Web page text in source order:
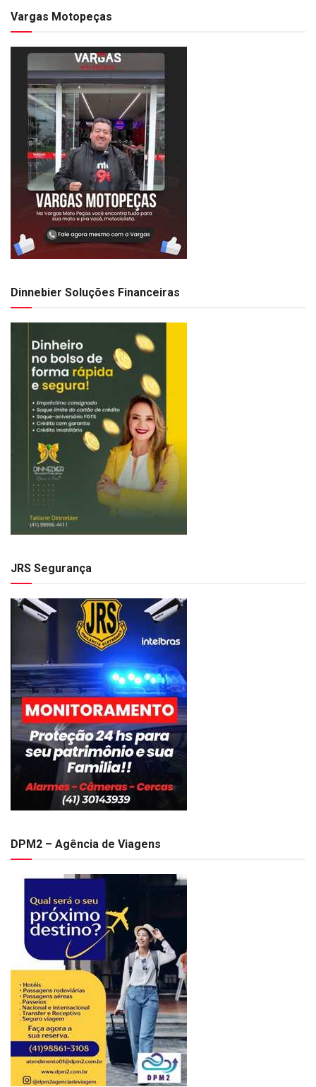
Vargas Motopeças
Dinnebier Soluções Financeiras
JRS Segurança
DPM2 – Agência de Viagens